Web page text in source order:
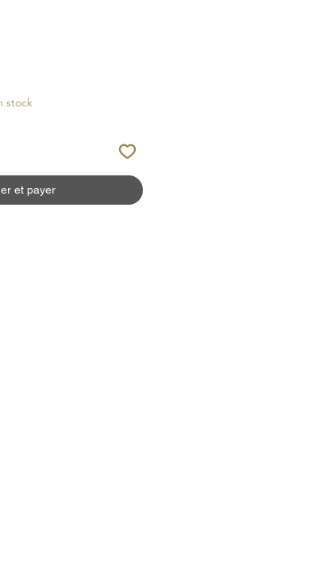
stock
et payer